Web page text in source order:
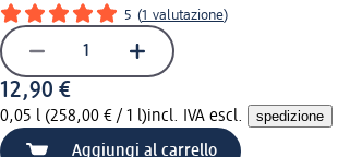
5 (1 valutazione)
12,90 €
0,05 l (258,00 € / 1 l)incl. IVA escl. spedizione
Aggiungi al carrello